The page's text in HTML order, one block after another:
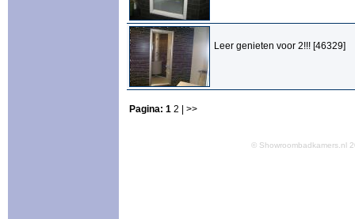
Leer genieten voor 2!!! [46329]
Pagina: 1 2 | >>
©